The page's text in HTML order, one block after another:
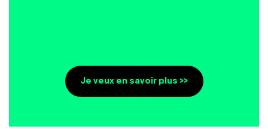
Je veux en savoir plus >>